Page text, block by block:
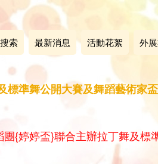
索 最新消息 活動花絮 外
準舞公開大賽及舞蹈藝術家
{婷婷盃}聯合主辦拉丁舞及標